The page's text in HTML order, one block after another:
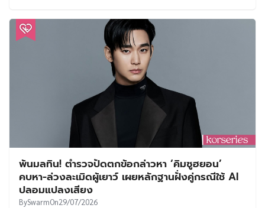
พ้นมลทิน! ตำรวจปัดตกข้อกล่าวหา ‘คิมซูฮยอน’
คบหา-ล่วงละเมิดผู้เยาว์ เผยหลักฐานฝั่งคู่กรณีใช้ AI
ปลอมแปลงเสียง
BySwarmOn29/07/2026